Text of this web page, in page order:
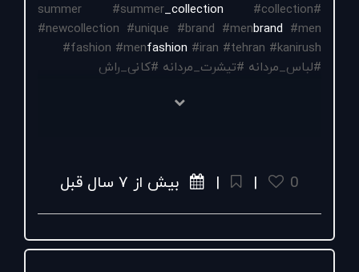
#summer
#summer_collection #collection
#newcollection #unique #brand #menbrand #men
#fashion #menfashion #iran #tehran #kanirush
#لباس_مردانه #تیشرت_مردانه #کانی_راش
0
|
| بیش از ۷ سال قبل